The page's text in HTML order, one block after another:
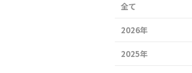
全て
2026年
2025年